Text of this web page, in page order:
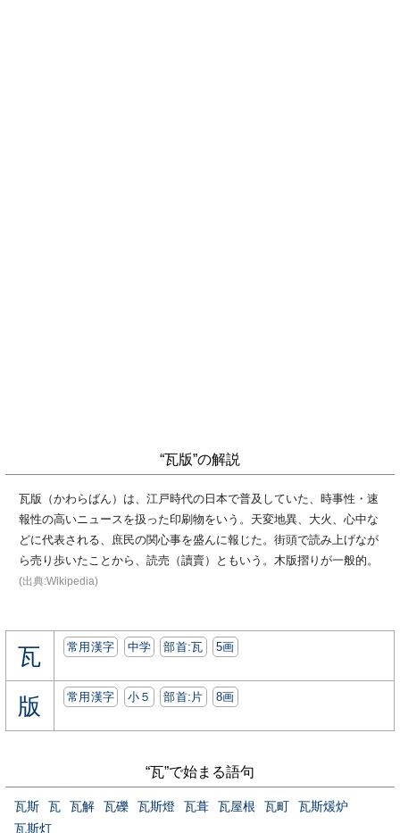
“瓦版”の解説
瓦版（かわらばん）は、江戸時代の日本で普及していた、時事性・速
報性の高いニュースを扱った印刷物をいう。天変地異、大火、心中な
どに代表される、庶民の関心事を盛んに報じた。街頭で読み上げなが
ら売り歩いたことから、読売（讀賣）ともいう。木版摺りが一般的。
(出典:Wikipedia)
瓦 常用漢字 中学 部首:⽡ 5画
版 常用漢字 小５ 部首:⽚ 8画
“瓦”で始まる語句
瓦斯 瓦 瓦解 瓦礫 瓦斯燈 瓦葺 瓦屋根 瓦町
瓦斯煖炉
瓦斯灯